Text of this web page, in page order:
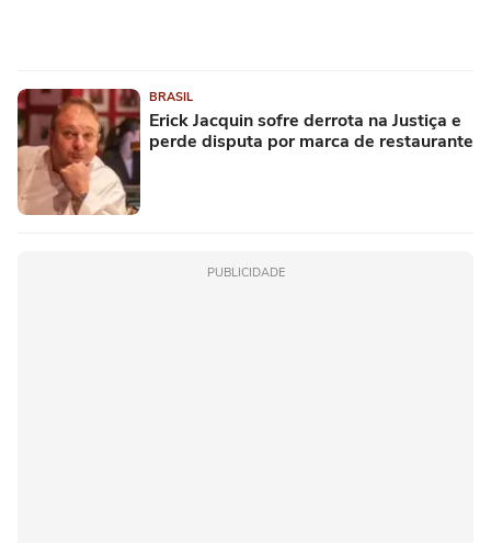
BRASIL
Erick Jacquin sofre derrota na Justiça e
perde disputa por marca de restaurante
PUBLICIDADE